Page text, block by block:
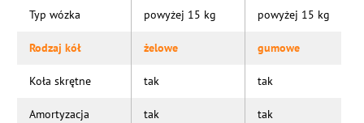
Typ wózka powyżej 15 kg powyżej 15 kg
Rodzaj kół żelowe gumowe
Koła skrętne tak tak
Amortyzacja tak tak